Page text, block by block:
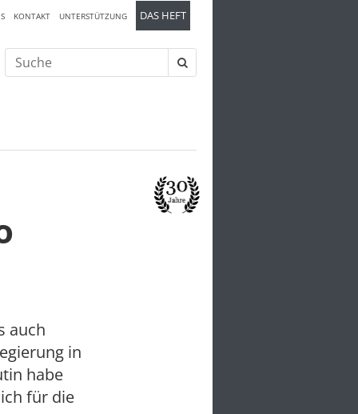
KONTAKT UNTERSTÜTZUNG DAS HEFT
Suche
nach:
auch
in
habe
für die